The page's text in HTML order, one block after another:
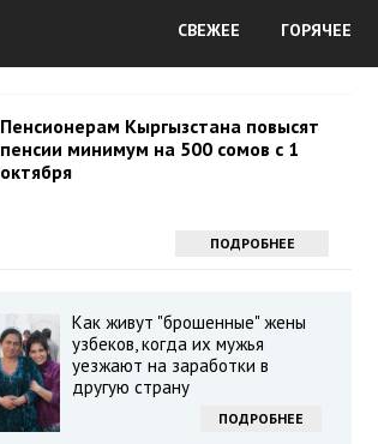
СВЕЖЕЕ ГОРЯЧЕЕ
Пенсионерам Кыргызстана повысят
пенсии минимум на 500 сомов с 1
октября
ПОДРОБНЕЕ
Как живут "брошенные" жены
узбеков, когда их мужья
уезжают на заработки в
другую страну
ПОДРОБНЕЕ